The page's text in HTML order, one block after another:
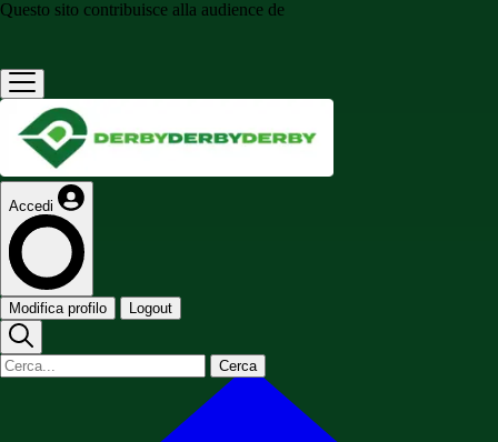
Questo sito contribuisce alla audience de
Accedi
Modifica profilo Logout
Cerca